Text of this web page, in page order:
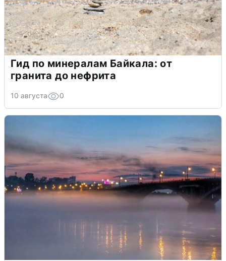
Гид по минералам Байкала: от
гранита до нефрита
10 августа 0